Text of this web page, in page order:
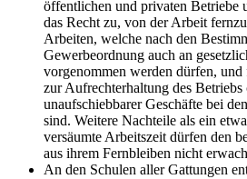
öffentlichen und privaten Betriebe
das Recht zu, von der Arbeit
Arbeiten, welche nach den
Gewerbeordnung auch an
vorgenommen werden dürfen,
zur Aufrechterhaltung des
unaufschiebbarer Geschäfte bei
sind. Weitere Nachteile als ein
versäumte Arbeitszeit dürfen den
aus ihrem Fernbleiben nicht
An den Schulen aller Gattungen